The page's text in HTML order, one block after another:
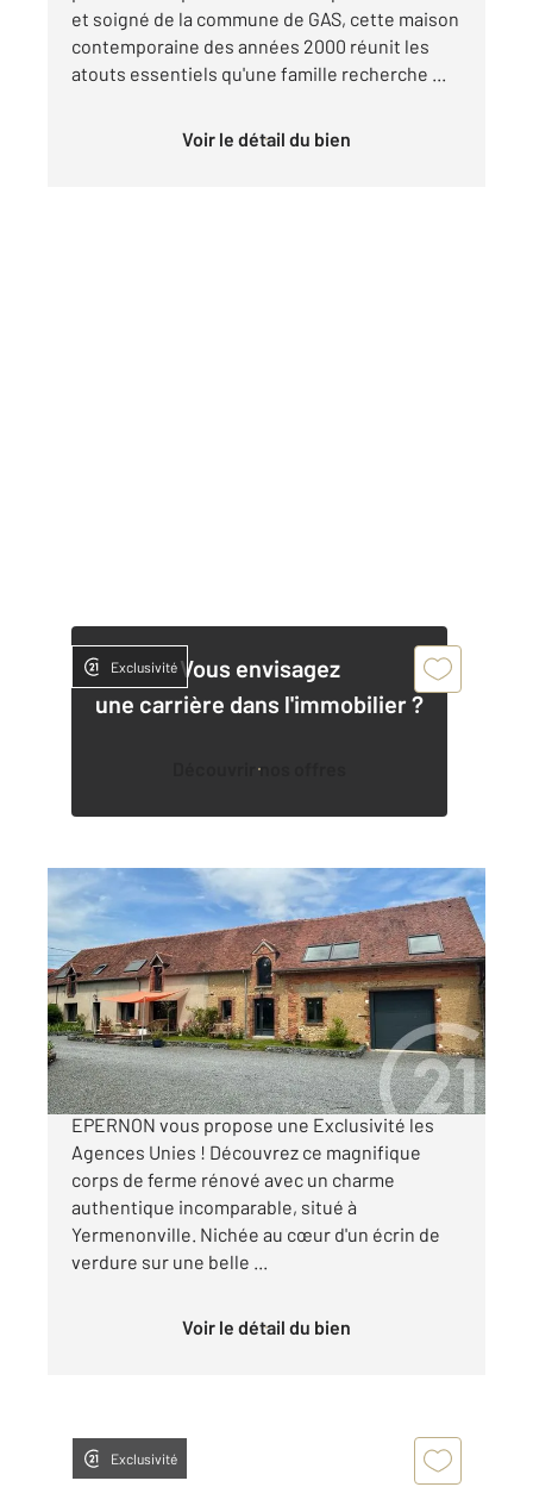
et soigné de la commune de GAS, cette maison
contemporaine des années 2000 réunit les
atouts essentiels qu'une famille recherche ...
Voir le détail du bien
Vous envisagez
une carrière dans l'immobilier ?
Découvrir nos offres
Exclusivité
EPERNON 28
152 m , 7 pièces
Ref : 3134
Maison à vendre
399 900 €
Votre agence Century 21 Universal Demeure
EPERNON vous propose une Exclusivité les
Agences Unies ! Découvrez ce magnifique
corps de ferme rénové avec un charme
authentique incomparable, situé à
Yermenonville. Nichée au cœur d'un écrin de
verdure sur une belle ...
Voir le détail du bien
Exclusivité